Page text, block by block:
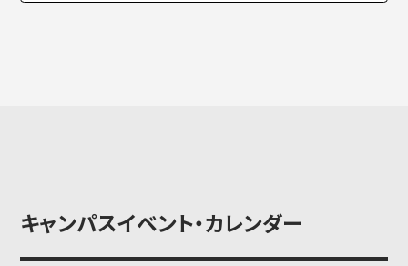
キャンパスイベント・カレンダー